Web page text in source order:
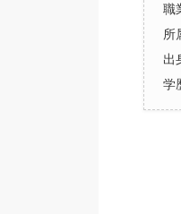
職
所
出
学